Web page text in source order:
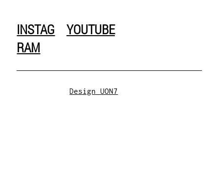
INSTAG
RAM
YOUTUBE
Design UON7